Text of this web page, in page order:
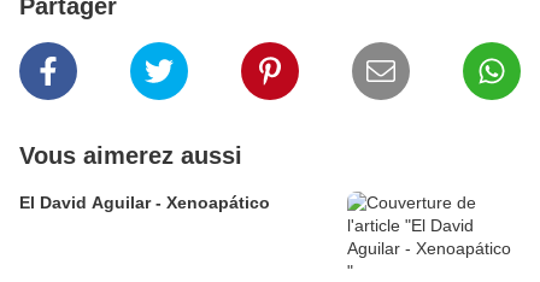
Partager
Vous aimerez aussi
El David Aguilar - Xenoapático